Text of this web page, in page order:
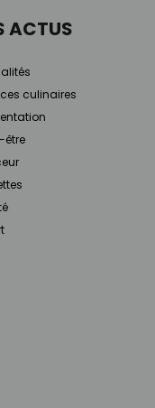
ACTUS
culinaires
être